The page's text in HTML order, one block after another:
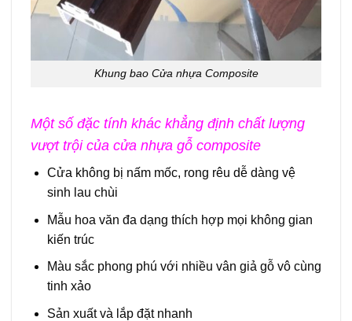
Khung bao Cửa nhựa Composite
Một số đặc tính khác khẳng định chất lượng
vượt trội của cửa nhựa gỗ composite
Cửa không bị nấm mốc, rong rêu dễ dàng vệ
sinh lau chùi
Mẫu hoa văn đa dạng thích hợp mọi không gian
kiến trúc
Màu sắc phong phú với nhiều vân giả gỗ vô cùng
tinh xảo
Sản xuất và lắp đặt nhanh